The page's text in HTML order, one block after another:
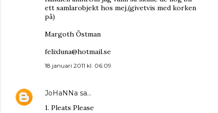
ett samlarobjekt hos mej,(givetvis med korken
på)
Margoth Östman
felixluna@hotmail.se
18 januari 2011 kl. 06:09
JoHaNNa sa…
1. Pleats Please